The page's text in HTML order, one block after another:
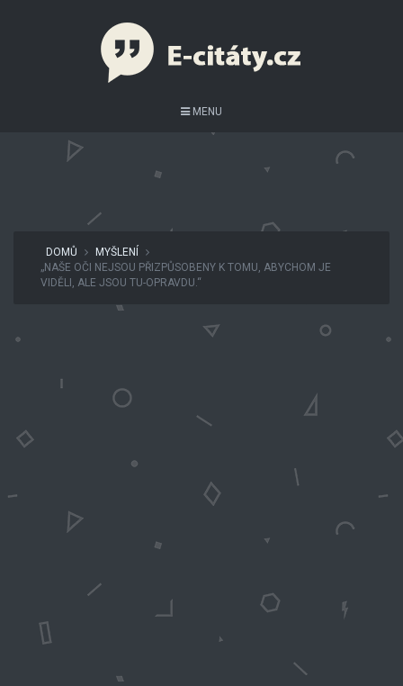
MENU
DOMŮ
MYŠLENÍ
„NAŠE OČI NEJSOU PŘIZPŮSOBENY K TOMU, ABYCHOM JE
VIDĚLI, ALE JSOU TU-OPRAVDU.“